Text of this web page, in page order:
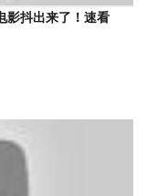
影抖出来了！速看